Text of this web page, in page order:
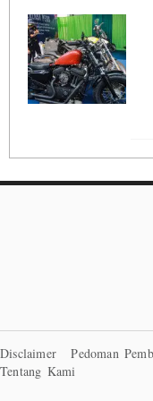
Disclaimer Pedoman
Tentang Kami